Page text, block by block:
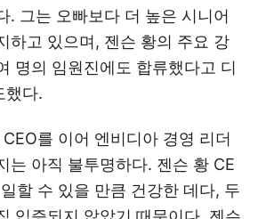
. 그는 오빠보다 더 높은 시니어
하고 있으며, 젠슨 황의 주요 강
명의 임원진에도 합류했다고 디
했다.
를 이어 엔비디아 경영 리더
는 아직 불투명하다. 젠슨 황 CE
할 수 있을 만큼 건강한 데다, 두